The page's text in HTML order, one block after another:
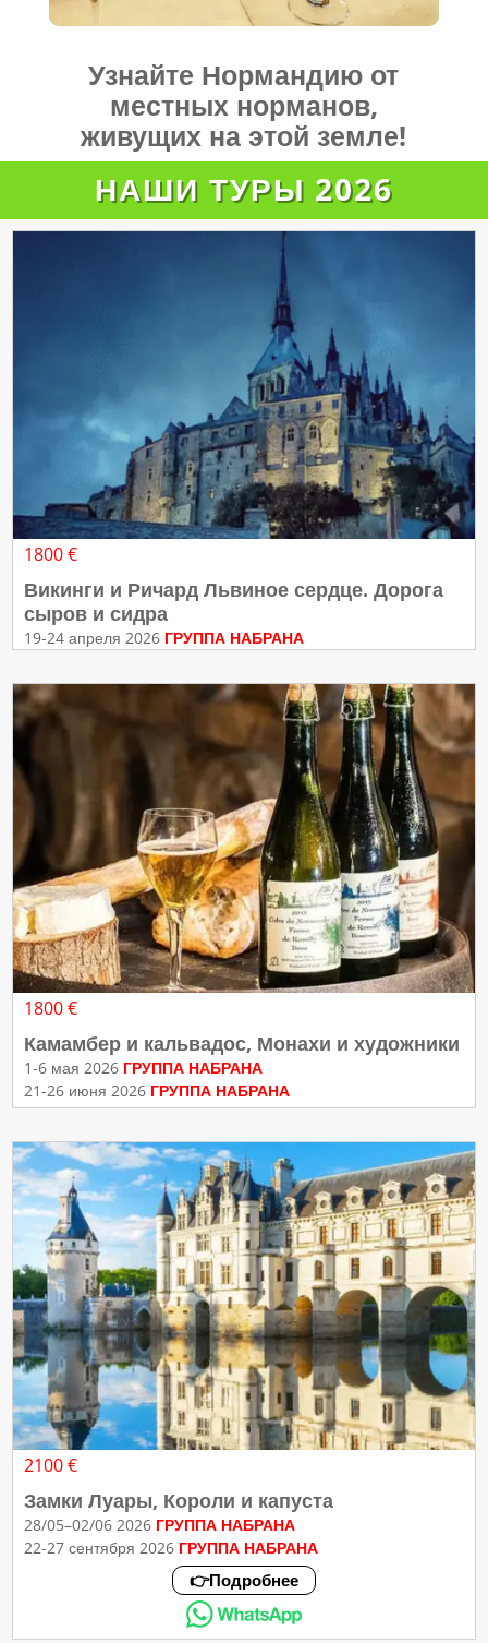
Узнайте Нормандию от
местных норманов,
живущих на этой земле!
НАШИ ТУРЫ 2026
1800 €
Викинги и Ричард Львиное сердце. Дорога
сыров и сидра
19-24 апреля 2026 ГРУППА НАБРАНА
1800 €
Камамбер и кальвадос, Монахи и художники
1-6 мая 2026 ГРУППА НАБРАНА
21-26 июня 2026 ГРУППА НАБРАНА
2100 €
Замки Луары, Короли и капуста
28/05–02/06 2026 ГРУППА НАБРАНА
22-27 сентября 2026 ГРУППА НАБРАНА
👉Подробнее